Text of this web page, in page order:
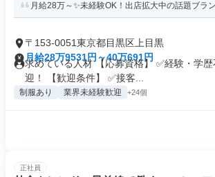
月給28万～✨未経験OK！出店拡大中の話題ブラ
〒153-0051東京都目黒区上目黒
月給28万9531円～40万691円
求めている人材 【応募資格】 ✅経験・学
迎！ 【歓迎条件】 ✅接客...
制服あり 業界未経験歓迎 +24個
正社員